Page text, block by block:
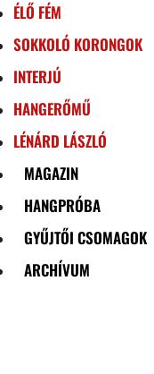
ÉLŐ FÉM
SOKKOLÓ KORONGOK
INTERJÚ
HANGERŐMŰ
LÉNÁRD LÁSZLÓ
MAGAZIN
HANGPRÓBA
GYŰJTŐI CSOMAGOK
ARCHÍVUM